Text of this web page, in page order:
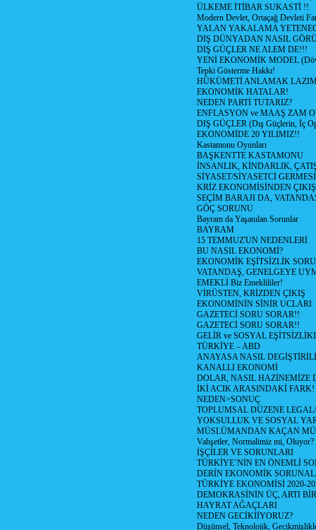
ÜLKEME İTİBAR SUKASTİ !!
Modern Devlet, Ortaçağ Devleti
YALAN YAKALAMA
DIŞ DÜNYADAN NASIL
DIŞ GÜÇLER NE ALEM DE!!!
YENİ EKONOMİK MODEL
Tepki Gösterme Hakkı!
HÜKÜMETİ ANLAMAK
EKONOMİK HATALAR!
NEDEN PARTİ TUTARIZ?
ENFLASYON ve MAAŞ ZAM
DIŞ GÜÇLER (Dış Güçlerin, İç
EKONOMİDE 20 YILIMIZ!!
Kastamonu Oyunları
BAŞKENTTE KASTAMONU
İNSANLIK, KİNDARLIK,
SİYASET/SİYASETCİ
KRİZ EKONOMİSİNDEN ÇIKIŞ
SEÇİM BARAJI DA,
GÖÇ SORUNU
Bayram da Yaşanılan Sorunlar
BAYRAM
15 TEMMUZ'UN NEDENLERİ
BU NASIL EKONOMİ?
EKONOMİK EŞİTSİZLİK
VATANDAŞ, GENELGEYE
EMEKLİ Biz Emeklililer!
VİRÜSTEN, KRİZDEN ÇIKIŞ
EKONOMİNİN SİNİR UCLARI
GAZETECİ SORU SORAR!!
GAZETECİ SORU SORAR!!
GELİR ve SOSYAL
TÜRKİYE – ABD
ANAYASA NASIL
KANALLI EKONOMİ
DOLAR, NASIL HAZİNEMİZE
İKİ ACIK ARASINDAKİ FARK!
NEDEN>SONUÇ
TOPLUMSAL DÜZENE
YOKSULLUK VE SOSYAL
MÜSLÜMANDAN KAÇAN
Vahşetler, Normalimiz mi, Oluyor?
İŞÇİLER VE SORUNLARI
TÜRKİYE’NİN EN ÖNEMLİ
DERİN EKONOMİK
TÜRKİYE EKONOMİSİ 2020-
DEMOKRASİNİN ÜÇ, ARTI
HAYRAT AĞAÇLARI
NEDEN GECİKİİYORUZ?
Düşünsel, Teknolojik,